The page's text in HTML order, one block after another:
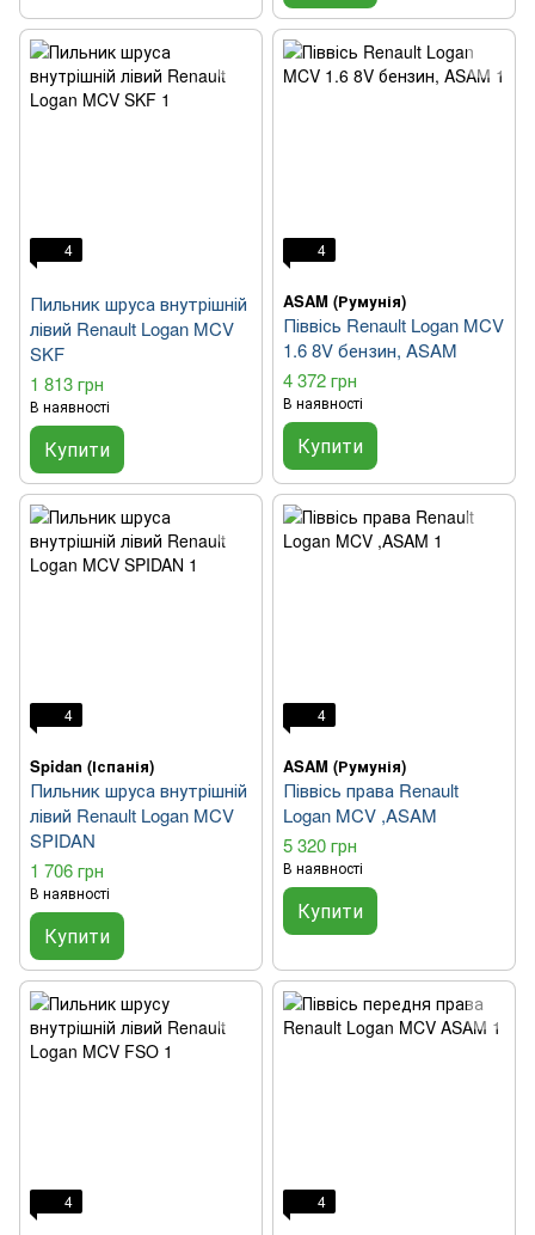
4
Пильник шруса внутрішній
лівий Renault Logan MCV
SKF
1 813 грн
В наявності
Купити
4
ASAM (Румунія)
Піввісь Renault Logan MCV
1.6 8V бензин, ASAM
4 372 грн
В наявності
Купити
4
Spidan (Іспанія)
Пильник шруса внутрішній
лівий Renault Logan MCV
SPIDAN
1 706 грн
В наявності
Купити
4
ASAM (Румунія)
Піввісь права Renault
Logan MCV ,ASAM
5 320 грн
В наявності
Купити
4 4